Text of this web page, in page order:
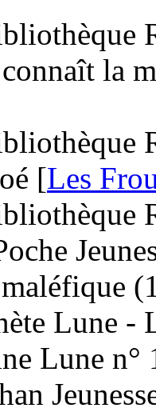
la
[Les
Lune -
Lune n°